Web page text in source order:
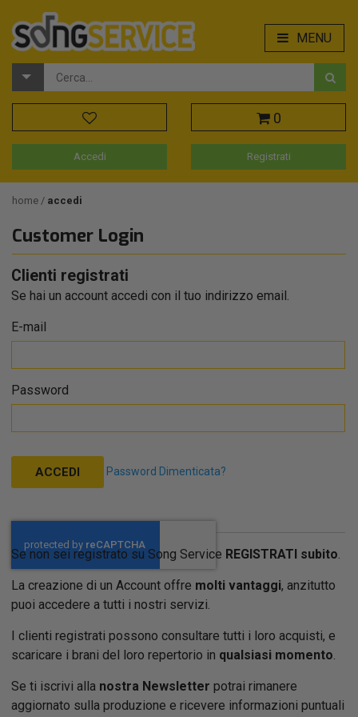
MENU
0
Accedi Registrati
home accedi
Customer Login
Clienti registrati
Se hai un account accedi con il tuo indirizzo email.
E-mail
Password
ACCEDI Password Dimenticata?
Se non sei registrato su Song Service REGISTRATI subito.
La creazione di un Account offre molti vantaggi, anzitutto
puoi accedere a tutti i nostri servizi.
I clienti registrati possono consultare tutti i loro acquisti, e
scaricare i brani del loro repertorio in qualsiasi momento.
Se ti iscrivi alla nostra Newsletter potrai rimanere
aggiornato sulla produzione e ricevere informazioni puntuali